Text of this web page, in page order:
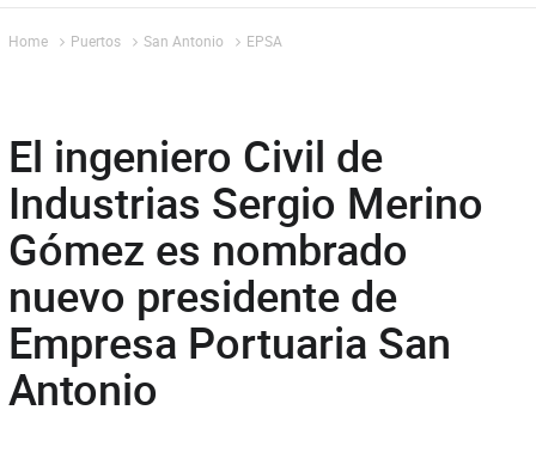
Home Puertos San Antonio EPSA
El ingeniero Civil de
Industrias Sergio Merino
Gómez es nombrado
nuevo presidente de
Empresa Portuaria San
Antonio